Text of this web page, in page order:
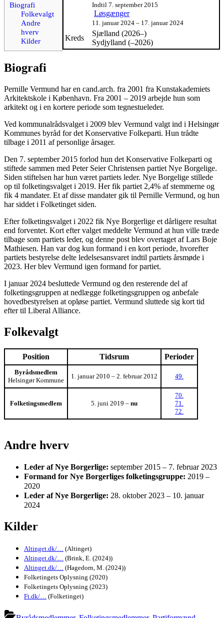
Indtil 7. september 2015
Løsgænger
11. januar 2024 – 17. januar 2024
Kreds
Sjælland (2026–)
Sydjylland (–2026)
Biografi
Folkevalgt
Andre
hverv
Kilder
Biografi
Pernille Vermund har en cand.arch. fra 2001 fra Kunstakademiets
Arkitektskole i København. Fra 2001 – 2019 arbejde hun som
arkitekt og i en kortere periode som tegnestueleder.
Ved kommunalrådsvalget i 2009 blev Vermund valgt ind i Helsingør
Kommunes byråd for det Konservative Folkeparti. Hun trådte
tilbage i 2011 af personlige årsager.
Den 7. september 2015 forlod hun det Konservative Folkeparti og
stiftede sammen med Peter Seier Christensen partiet Nye Borgelige.
Siden stiftelsen har hun været partiets leder. Nye Borgelige stillede
op til folketingsvalget i 2019. Her fik partiet 2,4% af stemmerne og
fik 4 mandater. Et af disse mandater gik til Pernille Vermund, og hun
har siddet i Folketinget siden.
Efter folketingsvalget i 2022 fik Nye Borgerlige et dårligere resultat
end forventet. Kort efter valget meddelte Vermund at hun ville træde
tilbage som partiets leder, og denne post blev overtaget af Lars Boje
Mathiesen. Han var dog kun formand i en kort periode, hvorefter
partiets bestyrelse delte ledelsesansvaret indtil partiets årsmøde i
2023. Her blev Vermund igen formand for partiet.
I januar 2024 besluttede Vermund og den resterende del af
folketingsgruppen at nedlægge folketingsgruppen og anbefale
hovedbestyrelsen at opløse partiet. Vermund sluttede sig kort tid
efter til Liberal Alliance.
Folkevalgt
Position Tidsrum Perioder
Byrådsmedlem
Helsingør Kommune
1. januar 2010 – 2. februar 2012 49.
Folketingsmedlem 5. juni 2019 – nu
70.
71.
72.
Andre hverv
Leder af Nye Borgerlige: september 2015 – 7. februar 2023
Formand for Nye Borgerliges folketingsgruppe: 2019 –
2020
Leder af Nye Borgerlige: 28. oktober 2023 – 10. januar
2024
Kilder
Altinget.dk/… (Altinget)
Altinget.dk/… (Brink, E. (2024))
Altinget.dk/… (Hagedorn, M. (2024))
Folketingets Oplysning (2020)
Folketingets Oplysning (2023)
Ft.dk/… (Folketinget)